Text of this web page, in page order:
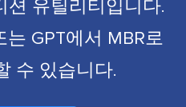
션 유틸리티입니다.
는 GPT에서 MBR로
수 있습니다.